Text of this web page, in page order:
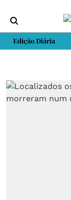
Edição Diária